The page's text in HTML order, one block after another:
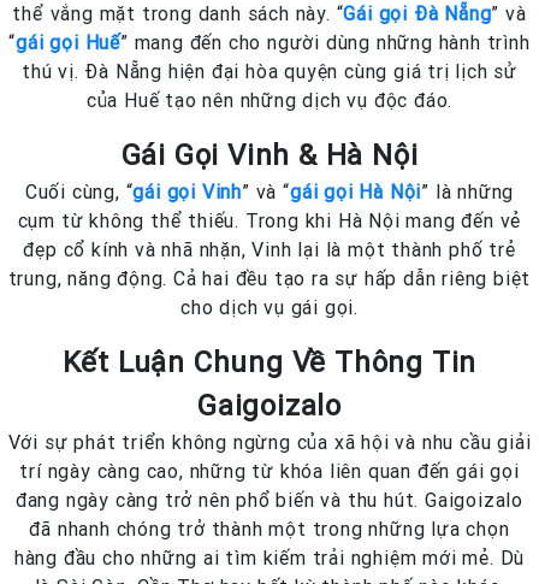
thể vắng mặt trong danh sách này. “Gái gọi Đà Nẵng” và
“gái gọi Huế” mang đến cho người dùng những hành trình
thú vị. Đà Nẵng hiện đại hòa quyện cùng giá trị lịch sử
của Huế tạo nên những dịch vụ độc đáo.
Gái Gọi Vinh & Hà Nội
Cuối cùng, “gái gọi Vinh” và “gái gọi Hà Nội” là những
cụm từ không thể thiếu. Trong khi Hà Nội mang đến vẻ
đẹp cổ kính và nhã nhặn, Vinh lại là một thành phố trẻ
trung, năng động. Cả hai đều tạo ra sự hấp dẫn riêng biệt
cho dịch vụ gái gọi.
Kết Luận Chung Về Thông Tin
Gaigoizalo
Với sự phát triển không ngừng của xã hội và nhu cầu giải
trí ngày càng cao, những từ khóa liên quan đến gái gọi
đang ngày càng trở nên phổ biến và thu hút. Gaigoizalo
đã nhanh chóng trở thành một trong những lựa chọn
hàng đầu cho những ai tìm kiếm trải nghiệm mới mẻ. Dù